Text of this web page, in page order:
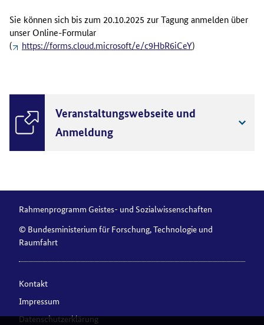
Sie können sich bis zum 20.10.2025 zur Tagung anmelden über
unser Online-Formular
(
https://forms.cloud.microsoft/e/c9HbR6iCeY)
Veranstaltungswebseite und
Anmeldung
Rahmenprogramm Geistes- und Sozialwissenschaften
© Bundesministerium für Forschung, Technologie und
Raumfahrt
Kontakt
Impressum
Datenschutzerklärung